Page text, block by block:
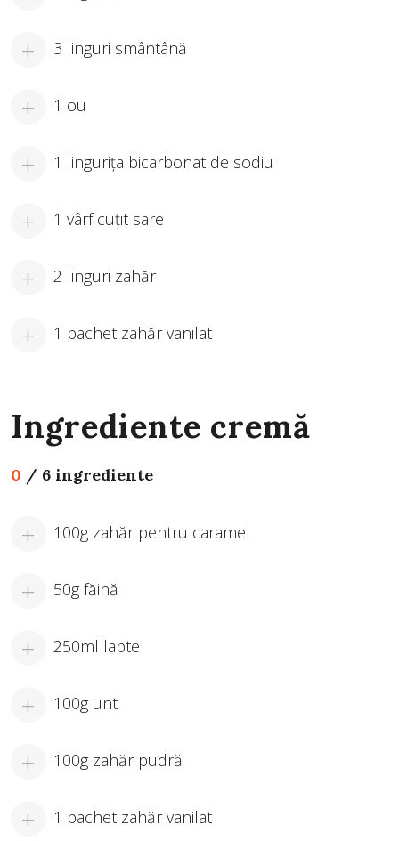
3 linguri smântână
1 ou
1 linguriţa bicarbonat de sodiu
1 vârf cuţit sare
2 linguri zahăr
1 pachet zahăr vanilat
Ingrediente cremă
0 / 6 ingrediente
100g zahăr pentru caramel
50g făină
250ml lapte
100g unt
100g zahăr pudră
1 pachet zahăr vanilat